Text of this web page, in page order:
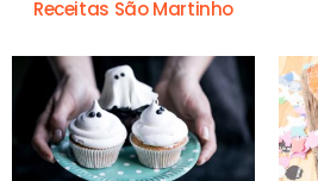
Receitas São Martinho